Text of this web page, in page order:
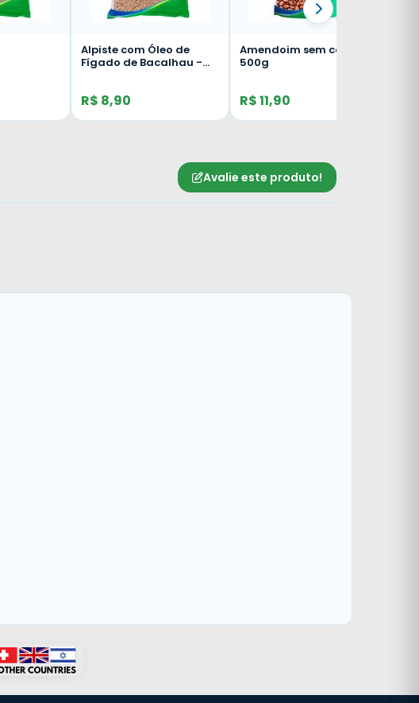
Alpiste com Óleo de
Fígado de Bacalhau -
R$ 8,90
Amendoim sem casca -
500g
R$ 11,90
Avalie este produto!